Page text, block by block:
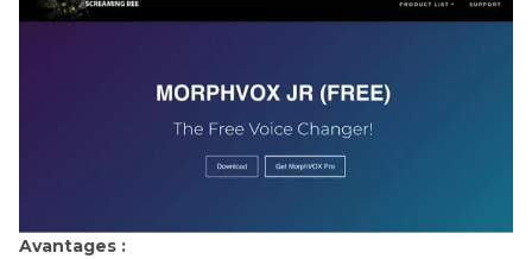
Avantages :